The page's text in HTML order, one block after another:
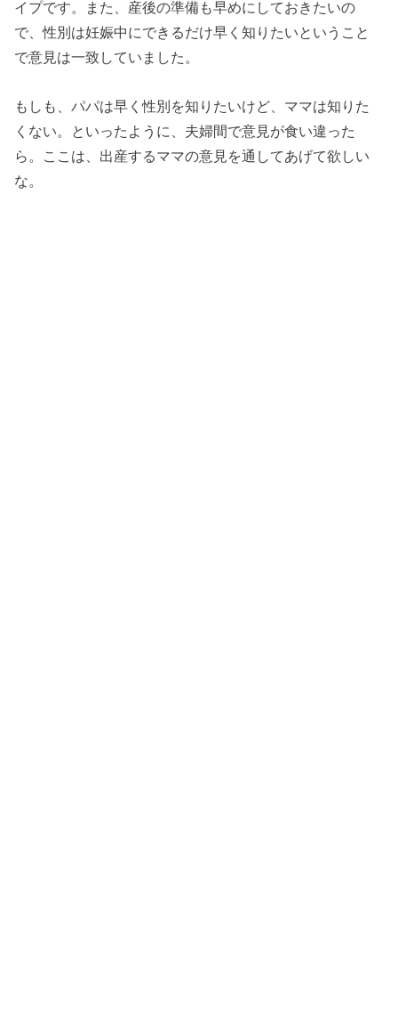
イプです。また、産後の準備も早めにしておきたいの
で、性別は妊娠中にできるだけ早く知りたいということ
で意見は一致していました。
もしも、パパは早く性別を知りたいけど、ママは知りた
くない。といったように、夫婦間で意見が食い違った
ら。ここは、出産するママの意見を通してあげて欲しい
な。